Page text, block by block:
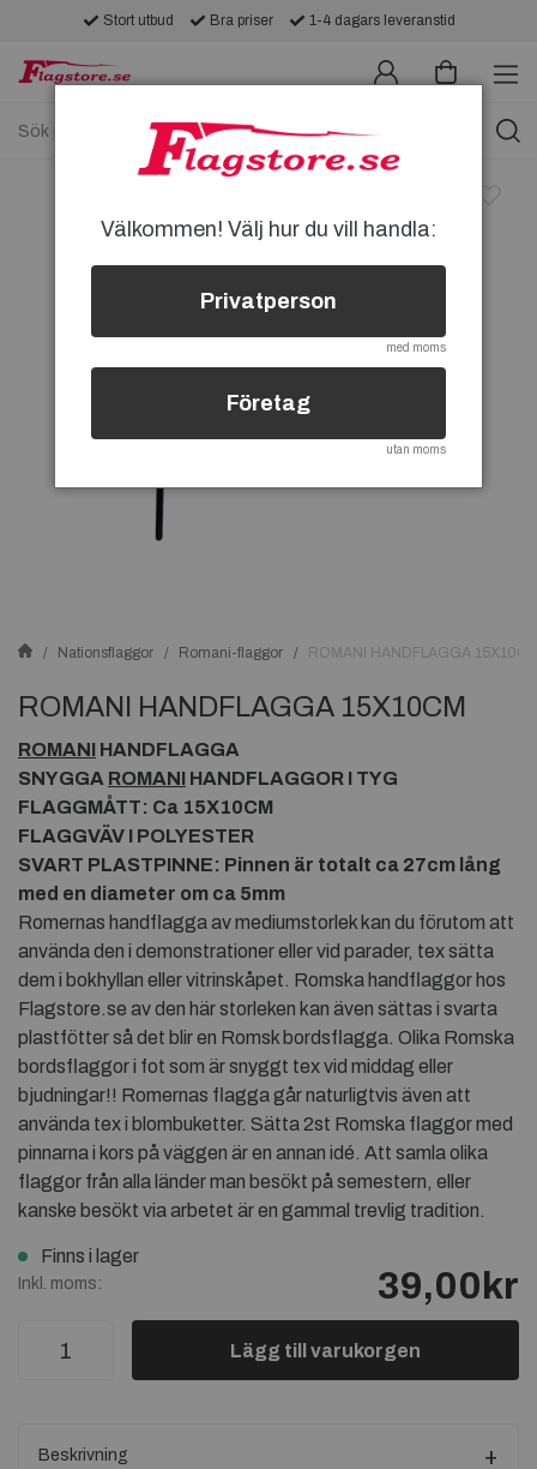
Stort utbud Bra priser 1-4 dagars leveranstid
Nationsflaggor Romani-flaggor ROMANI HANDFLAGGA
ROMANI HANDFLAGGA 15X10CM
ROMANI HANDFLAGGA
SNYGGA ROMANI HANDFLAGGOR I TYG
FLAGGMÅTT: Ca 15X10CM
FLAGGVÄV I POLYESTER
SVART PLASTPINNE: Pinnen är totalt ca 27cm lång
med en diameter om ca 5mm
Romernas handflagga av mediumstorlek kan du förutom att
använda den i demonstrationer eller vid parader, tex sätta
dem i bokhyllan eller vitrinskåpet. Romska handflaggor hos
Flagstore.se av den här storleken kan även sättas i svarta
plastfötter så det blir en Romsk bordsflagga. Olika Romska
bordsflaggor i fot som är snyggt tex vid middag eller
bjudningar!! Romernas flagga går naturligtvis även att
använda tex i blombuketter. Sätta 2st Romska flaggor med
pinnarna i kors på väggen är en annan idé. Att samla olika
flaggor från alla länder man besökt på semestern, eller
kanske besökt via arbetet är en gammal trevlig tradition.
Finns i lager
Inkl. moms: 39,00kr
Lägg till varukorgen
Beskrivning
Välkommen! Välj hur du vill handla:
Privatperson
med moms
Företag
utan moms